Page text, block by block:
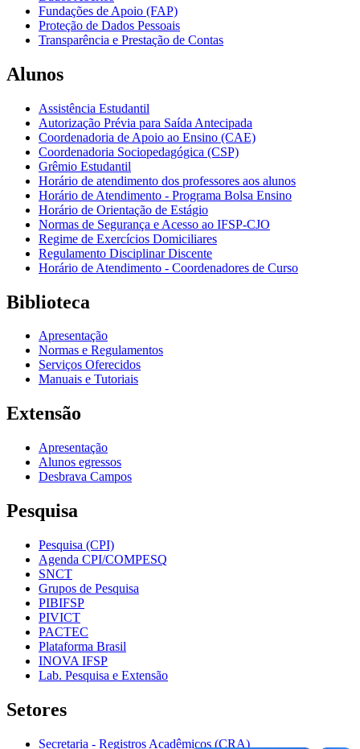
Fundações de Apoio (FAP)
Proteção de Dados Pessoais
Transparência e Prestação de Contas
Alunos
Assistência Estudantil
Autorização Prévia para Saída Antecipada
Coordenadoria de Apoio ao Ensino (CAE)
Coordenadoria Sociopedagógica (CSP)
Grêmio Estudantil
Horário de atendimento dos professores aos alunos
Horário de Atendimento - Programa Bolsa Ensino
Horário de Orientação de Estágio
Normas de Segurança e Acesso ao IFSP-CJO
Regime de Exercícios Domiciliares
Regulamento Disciplinar Discente
Horário de Atendimento - Coordenadores de Curso
Biblioteca
Apresentação
Normas e Regulamentos
Serviços Oferecidos
Manuais e Tutoriais
Extensão
Apresentação
Alunos egressos
Desbrava Campos
Pesquisa
Pesquisa (CPI)
Agenda CPI/COMPESQ
SNCT
Grupos de Pesquisa
PIBIFSP
PIVICT
PACTEC
Plataforma Brasil
INOVA IFSP
Lab. Pesquisa e Extensão
Setores
Secretaria - Registros Acadêmicos (CRA)